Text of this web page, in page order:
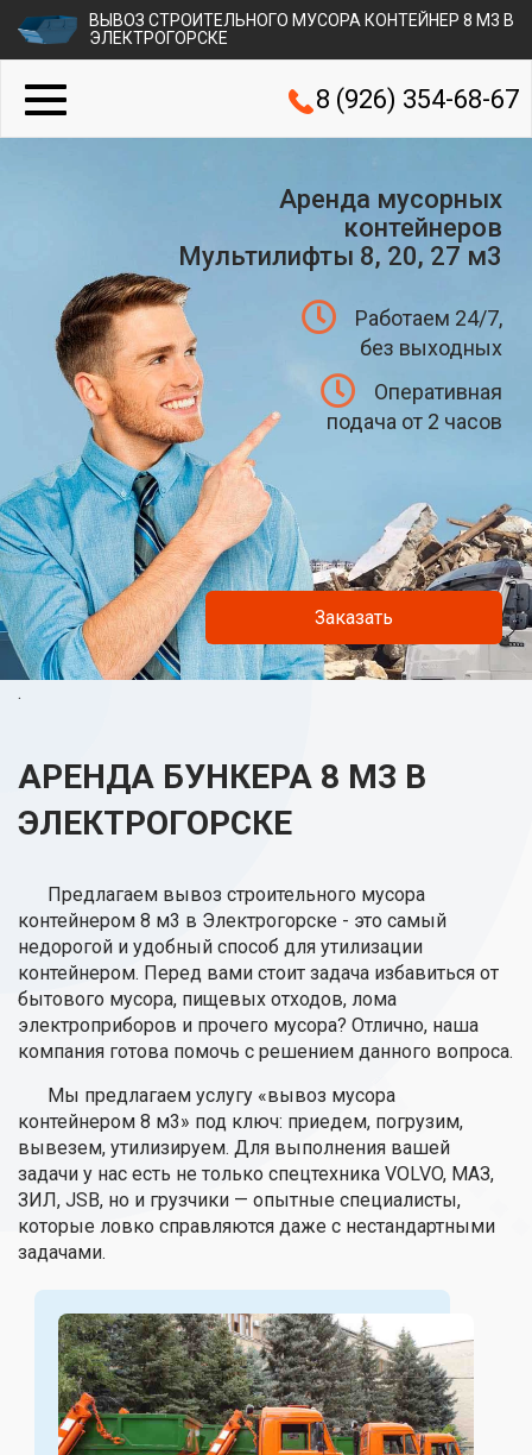
ВЫВОЗ СТРОИТЕЛЬНОГО МУСОРА КОНТЕЙНЕР 8 М3 В
ЭЛЕКТРОГОРСКЕ
8 (926) 354-68-67
Аренда мусорных
контейнеров
Мультилифты 8, 20, 27 м3
Работаем 24/7,
без выходных
Оперативная
подача от 2 часов
Заказать
.
АРЕНДА БУНКЕРА 8 М3 В
ЭЛЕКТРОГОРСКЕ
Предлагаем вывоз строительного мусора
контейнером 8 м3 в Электрогорске - это самый
недорогой и удобный способ для утилизации
контейнером. Перед вами стоит задача избавиться от
бытового мусора, пищевых отходов, лома
электроприборов и прочего мусора? Отлично, наша
компания готова помочь с решением данного вопроса.
Мы предлагаем услугу «вывоз мусора
контейнером 8 м3» под ключ: приедем, погрузим,
вывезем, утилизируем. Для выполнения вашей
задачи у нас есть не только спецтехника VOLVO, МАЗ,
ЗИЛ, JSB, но и грузчики — опытные специалисты,
которые ловко справляются даже с нестандартными
задачами.